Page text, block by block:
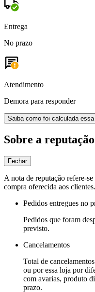
Entrega
No prazo
Atendimento
Demora para responder
Saiba como foi calculada
Sobre a
Fechar
A nota de reputação refere-
compra oferecida aos
Pedidos entregues no
Pedidos que foram
previsto.
Cancelamentos
Total de
ou por essa loja por
com avarias, produto
prazo.